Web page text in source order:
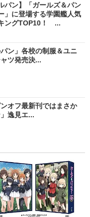
パン】「ガールズ＆パン
」に登場する学園艦人気
ングTOP10！ ...
ン」各校の制服＆ユニ
ツ発売決...
オフ最新刊ではまさか
逸見エ...